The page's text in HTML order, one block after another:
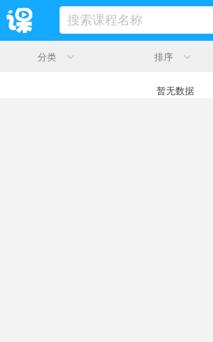
分类 排序
暂无数据